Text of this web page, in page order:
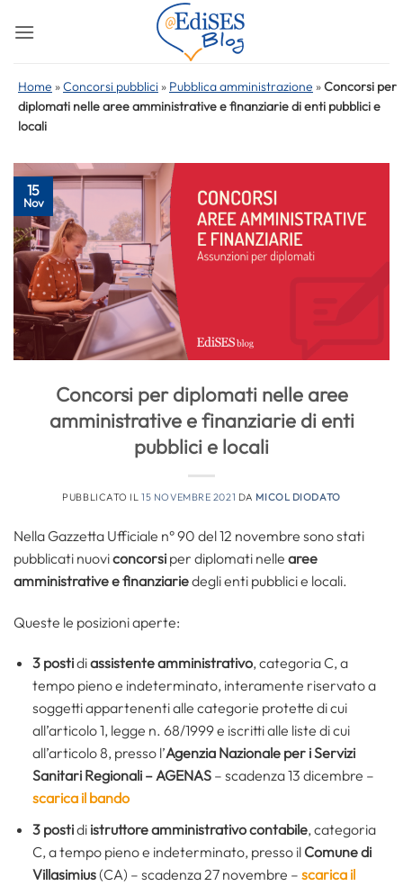
Home »Concorsi pubblici » Pubblica amministrazione »Concorsi per
diplomati nelle aree amministrative e finanziarie di enti pubblici e
locali
15
Nov
Concorsi per diplomati nelle aree
amministrative e finanziarie di enti
pubblici e locali
PUBBLICATO IL15 NOVEMBRE 2021 DA MICOL DIODATO
Nella Gazzetta Ufficiale n° 90 del 12 novembre sono stati
pubblicati nuoviconcorsi per diplomati nelle aree
amministrative e finanziariedegli enti pubblici e locali.
Queste le posizioni aperte:
3 postidiassistenteamministrativo, categoria C, a
tempo pieno e indeterminato, interamente riservato a
soggetti appartenenti alle categorie protette di cui
all’articolo 1, legge n. 68/1999 e iscritti alle liste di cui
all’articolo 8, presso l’Agenzia Nazionale per i Servizi
Sanitari Regionali – AGENAS– scadenza 13 dicembre –
scarica il bando
3 postidi istruttore amministrativo contabile, categoria
C, a tempo pieno e indeterminato, presso il Comune di
Villasimius(CA) – scadenza 27 novembre – scarica il